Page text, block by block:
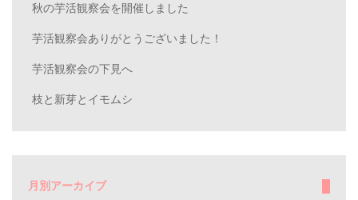
秋の芋活観察会を開催しました
芋活観察会ありがとうございました！
芋活観察会の下見へ
枝と新芽とイモムシ
月別アーカイブ